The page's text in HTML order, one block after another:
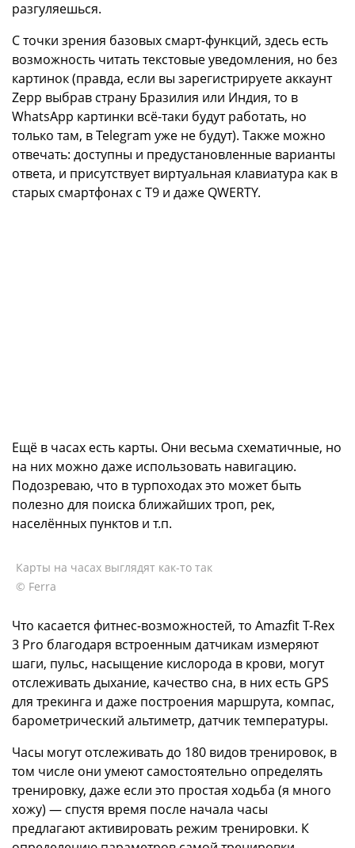
разгуляешься.
С точки зрения базовых смарт-функций, здесь есть
возможность читать текстовые уведомления, но без
картинок (правда, если вы зарегистрируете аккаунт
Zepp выбрав страну Бразилия или Индия, то в
WhatsApp картинки всё-таки будут работать, но
только там, в Telegram уже не будут). Также можно
отвечать: доступны и предустановленные варианты
ответа, и присутствует виртуальная клавиатура как в
старых смартфонах с Т9 и даже QWERTY.
Ещё в часах есть карты. Они весьма схематичные, но
на них можно даже использовать навигацию.
Подозреваю, что в турпоходах это может быть
полезно для поиска ближайших троп, рек,
населённых пунктов и т.п.
Карты на часах выглядят как-то так
© Ferra
Что касается фитнес-возможностей, то Amazfit T-Rex
3 Pro благодаря встроенным датчикам измеряют
шаги, пульс, насыщение кислорода в крови, могут
отслеживать дыхание, качество сна, в них есть GPS
для трекинга и даже построения маршрута, компас,
барометрический альтиметр, датчик температуры.
Часы могут отслеживать до 180 видов тренировок, в
том числе они умеют самостоятельно определять
тренировку, даже если это простая ходьба (я много
хожу) — спустя время после начала часы
предлагают активировать режим тренировки. К